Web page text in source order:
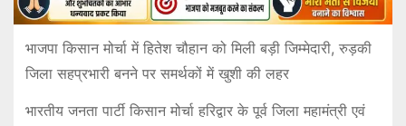
भाजपा किसान मोर्चा में हितेश चौहान को मिली बड़ी जिम्मेदारी, रुड़की
जिला सहप्रभारी बनने पर समर्थकों में खुशी की लहर
भारतीय जनता पार्टी किसान मोर्चा हरिद्वार के पूर्व जिला महामंत्री एवं